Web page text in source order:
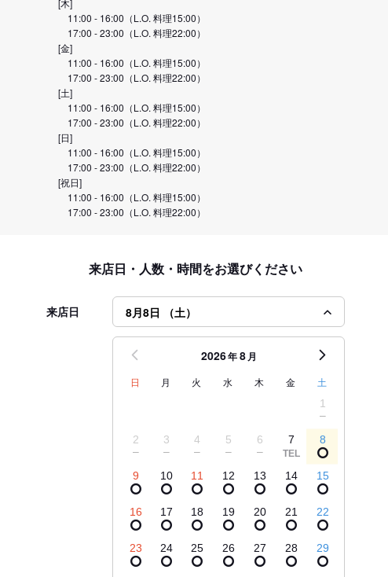
[木]
11:00 - 16:00（L.O. 料理15:00）
17:00 - 23:00（L.O. 料理22:00）
[金]
11:00 - 16:00（L.O. 料理15:00）
17:00 - 23:00（L.O. 料理22:00）
[土]
11:00 - 16:00（L.O. 料理15:00）
17:00 - 23:00（L.O. 料理22:00）
[日]
11:00 - 16:00（L.O. 料理15:00）
17:00 - 23:00（L.O. 料理22:00）
[祝日]
11:00 - 16:00（L.O. 料理15:00）
17:00 - 23:00（L.O. 料理22:00）
来店日・人数・時間をお選びください
来店日 8月8日 （土）
2026年8月
日 月 火 水 木 金 土
1
2 3 4 5 6 7 8
9 10 11 12 13 14 15
16 17 18 19 20 21 22
23 24 25 26 27 28 29